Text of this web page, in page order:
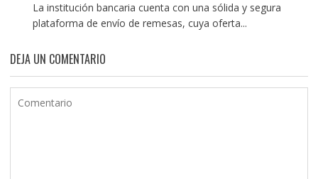
La institución bancaria cuenta con una sólida y segura
plataforma de envío de remesas, cuya oferta...
DEJA UN COMENTARIO